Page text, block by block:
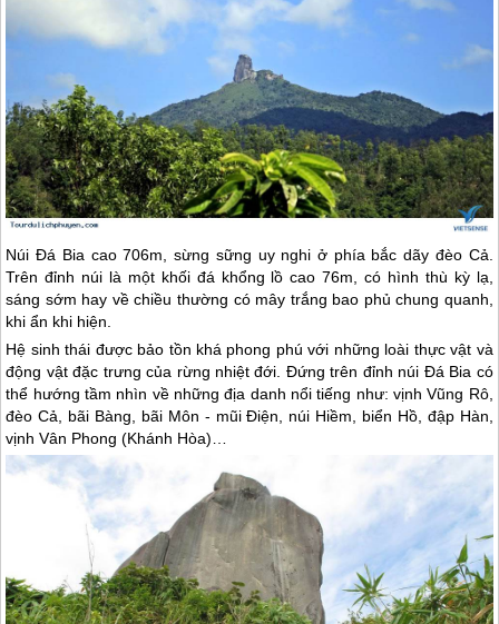
Núi Đá Bia cao 706m, sừng sững uy nghi ở phía bắc dãy đèo Cả.
Trên đỉnh núi là một khối đá khổng lồ cao 76m, có hình thù kỳ lạ,
sáng sớm hay về chiều thường có mây trắng bao phủ chung quanh,
khi ẩn khi hiện.
Hệ sinh thái được bảo tồn khá phong phú với những loài thực vật và
động vật đặc trưng của rừng nhiệt đới. Đứng trên đỉnh núi Đá Bia có
thể hướng tầm nhìn về những địa danh nổi tiếng như: vịnh Vũng Rô,
đèo Cả, bãi Bàng, bãi Môn - mũi Điện, núi Hiềm, biển Hồ, đập Hàn,
vịnh Vân Phong (Khánh Hòa)…